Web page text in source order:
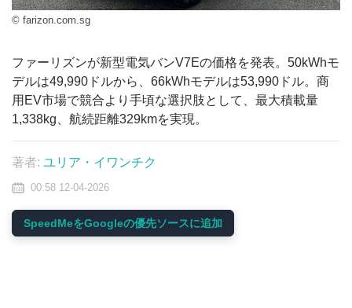
© farizon.com.sg
ファーリズンが新型電気バンV7Eの価格を発表。50kWhモ
デルは49,990ドルから、66kWhモデルは53,990ドル。商
用EV市場で競合より手頃な選択肢として、最大積載量
1,338kg、航続距離329kmを実現。
著者: ユリア・イワンチク
00:58 12-04-2026
SpeedMeをGoogleの優先ソースに追加